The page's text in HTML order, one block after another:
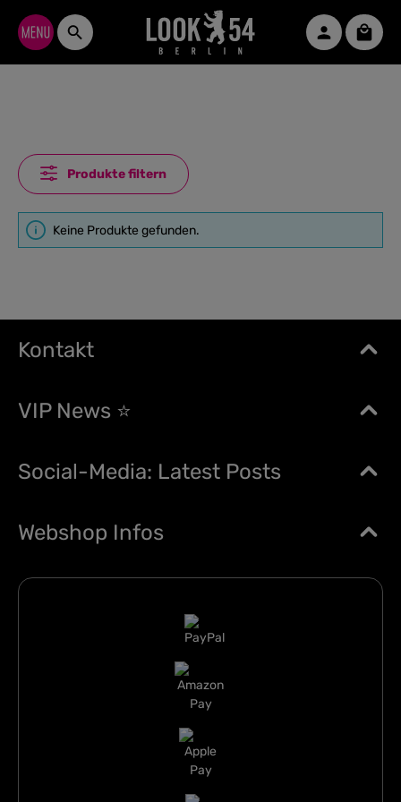
Zum Hauptinhalt springen
Produkte filtern
Keine Produkte gefunden.
Kontakt
VIP News ⭐
Social-Media: Latest Posts
Webshop Infos